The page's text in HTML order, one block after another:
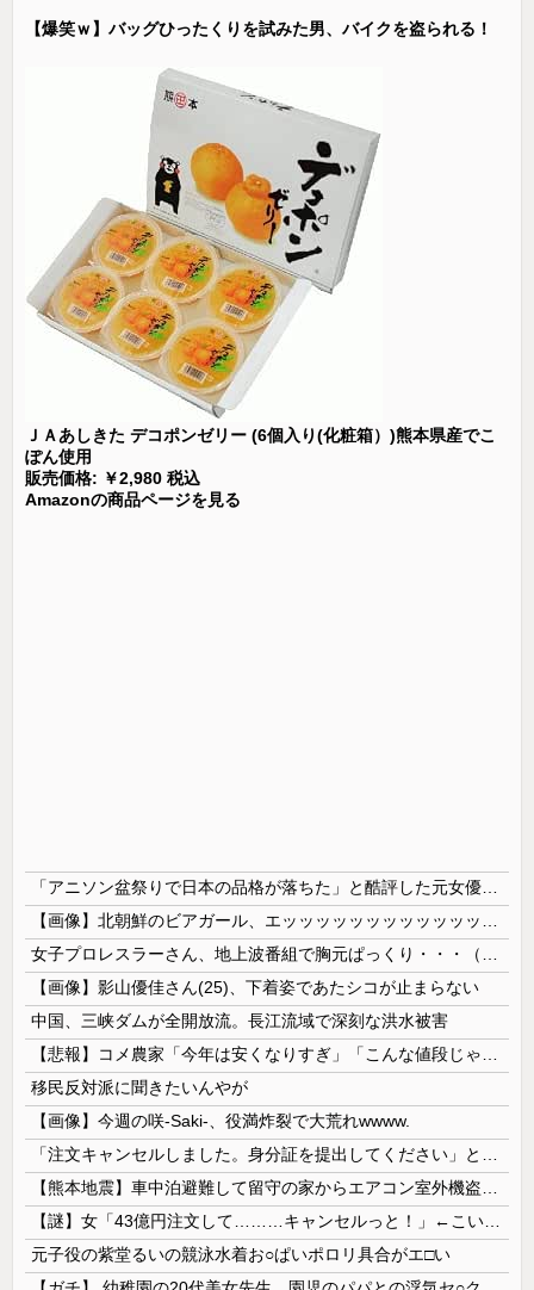
【爆笑ｗ】バッグひったくりを試みた男、バイクを盗られる！
ＪＡあしきた デコポンゼリー (6個入り(化粧箱）)熊本県産でこ
ぽん使用
販売価格: ￥2,980 税込
Amazonの商品ページを見る
【画像】影山優佳さん(25)、下着姿であたシコが止まらない
中国、三峡ダムが全開放流。長江流域で深刻な洪水被害
移民反対派に聞きたいんやが
【画像】今週の咲-Saki-、役満炸裂で大荒れwwww.
元子役の紫堂るいの競泳水着お○ぱいポロリ具合がエ□い